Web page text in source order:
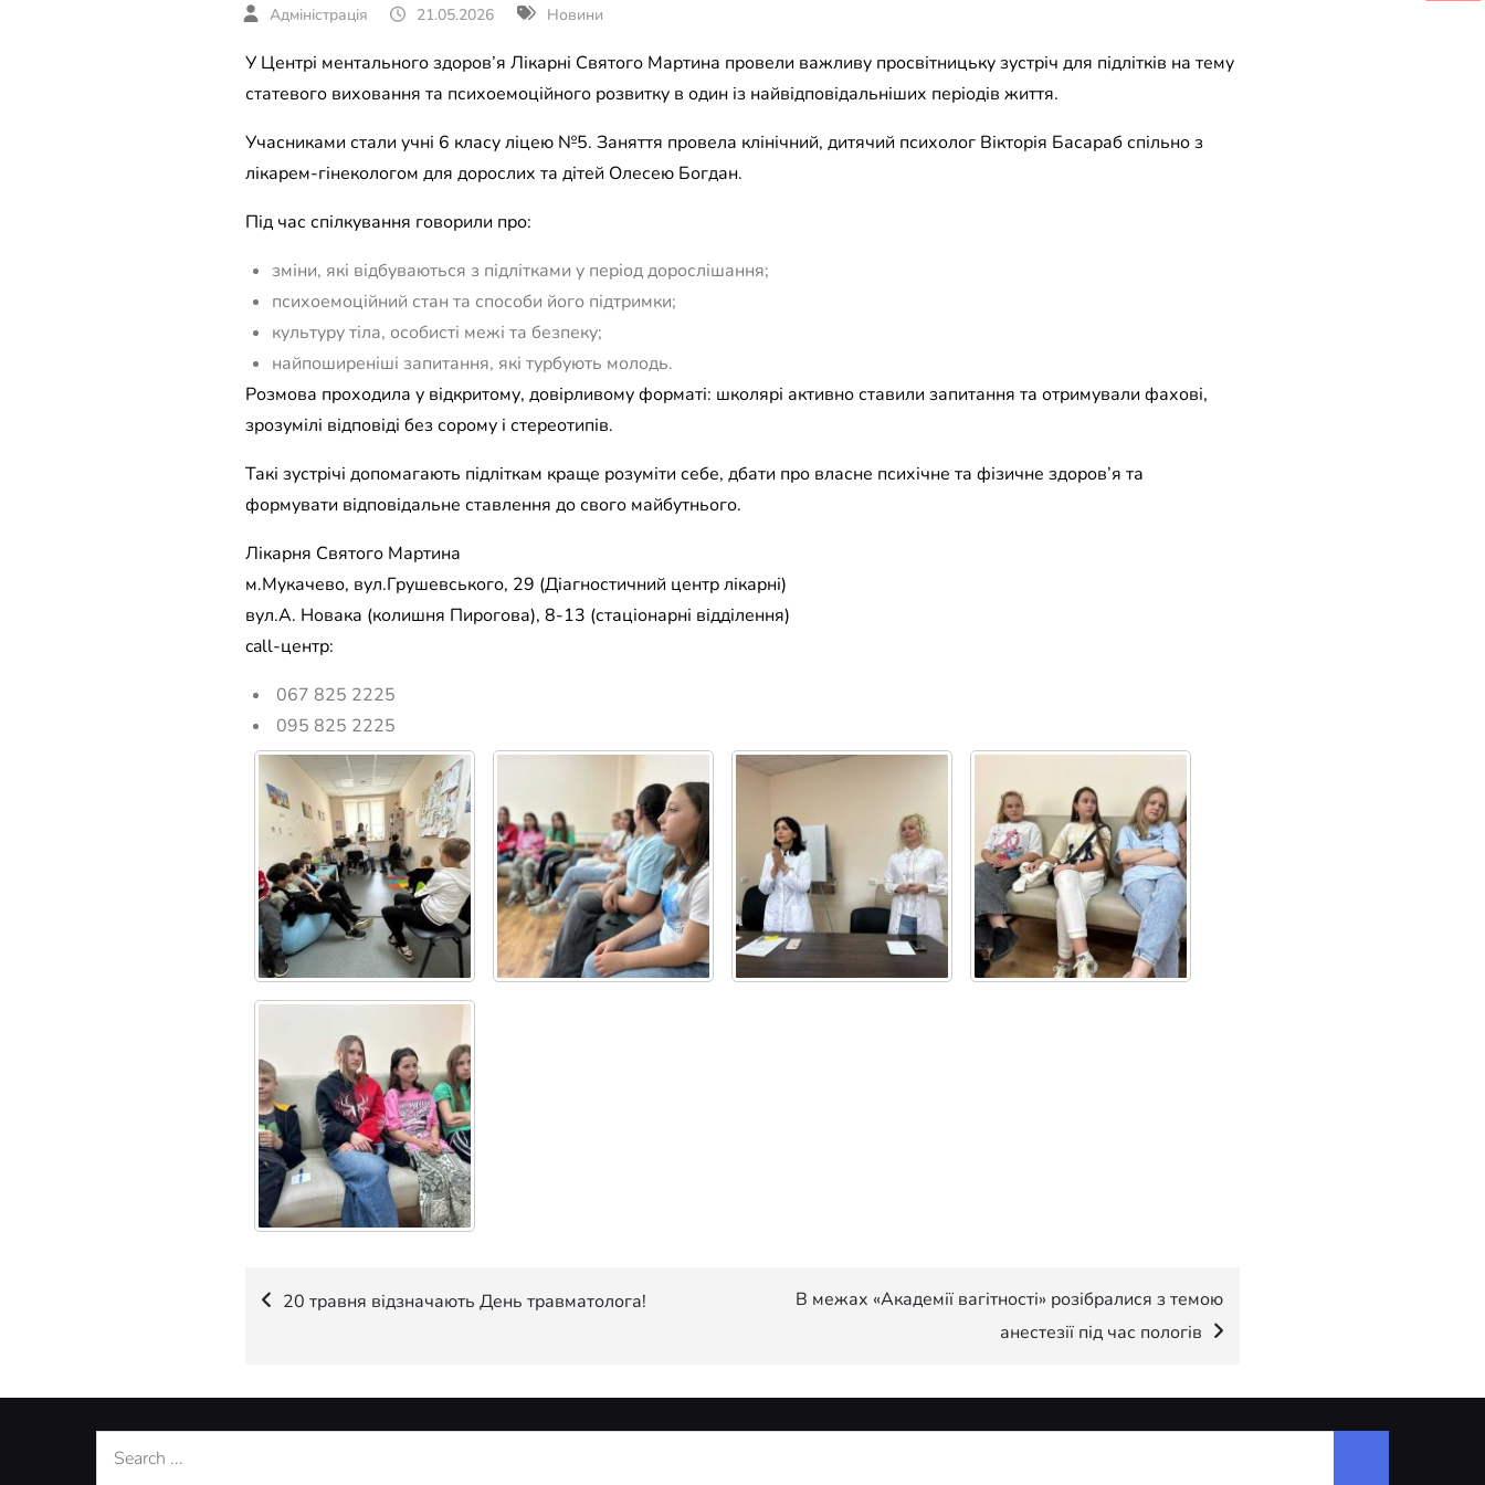
21.05.2026 Новини
У Центрі ментального здоров’я Лікарні Святого Мартина провели важливу просвітницьку зустріч для підлітків на тему
статевого виховання та психоемоційного розвитку в один із найвідповідальніших періодів життя.
Учасниками стали учні 6 класу ліцею №5. Заняття провела клінічний, дитячий психолог Вікторія Басараб спільно з
лікарем-гінекологом для дорослих та дітей Олесею Богдан.
Під час спілкування говорили про:
зміни, які відбуваються з підлітками у період дорослішання;
психоемоційний стан та способи його підтримки;
культуру тіла, особисті межі та безпеку;
найпоширеніші запитання, які турбують молодь.
Розмова проходила у відкритому, довірливому форматі: школярі активно ставили запитання та отримували фахові,
зрозумілі відповіді без сорому і стереотипів.
Такі зустрічі допомагають підліткам краще розуміти себе, дбати про власне психічне та фізичне здоров’я та
формувати відповідальне ставлення до свого майбутнього.
Лікарня Святого Мартина
м.Мукачево, вул.Грушевського, 29 (Діагностичний центр лікарні)
вул.А. Новака (колишня Пирогова), 8-13 (стаціонарні відділення)
call-центр:
067 825 2225
095 825 2225
Навігація
20 травня відзначають День травматолога!
В межах «Академії вагітності» розібралися з темою
анестезії під час пологів
Search